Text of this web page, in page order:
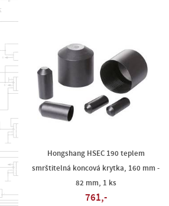
Hongshang HSEC 190 teplem
smrštitelná koncová krytka, 160 mm -
82 mm, 1 ks
761,-